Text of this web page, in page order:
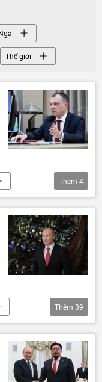
Thế giới
Việt
Thêm 4
Thêm 39